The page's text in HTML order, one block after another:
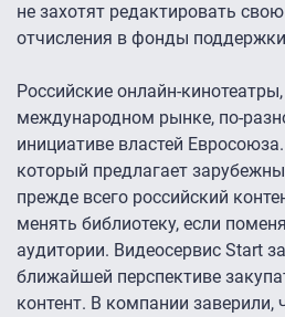
не захотят редактировать
отчисления в фонды
Российские онлайн-
международном рынке, по-
инициативе властей
который предлагает
прежде всего российский
менять библиотеку, если
аудитории. Видеосервис Start
ближайшей перспективе
контент. В компании заверили,